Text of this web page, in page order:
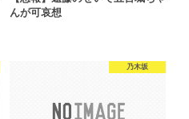
んが可哀想
乃木坂